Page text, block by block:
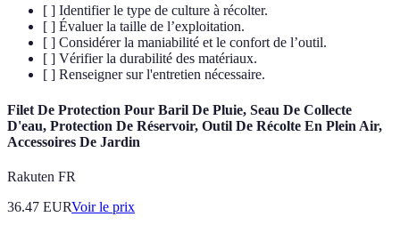
[ ] Identifier le type de culture à récolter.
[ ] Évaluer la taille de l’exploitation.
[ ] Considérer la maniabilité et le confort de l’outil.
[ ] Vérifier la durabilité des matériaux.
[ ] Renseigner sur l'entretien nécessaire.
Filet De Protection Pour Baril De Pluie, Seau De Collecte
D'eau, Protection De Réservoir, Outil De Récolte En Plein Air,
Accessoires De Jardin
Rakuten FR
36.47 EURVoir le prix